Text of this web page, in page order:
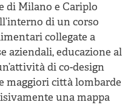
di Milano e Cariplo
di un corso
collegate a
aziendali, educazione al
di co-design
maggiori città lombarde
una mappa